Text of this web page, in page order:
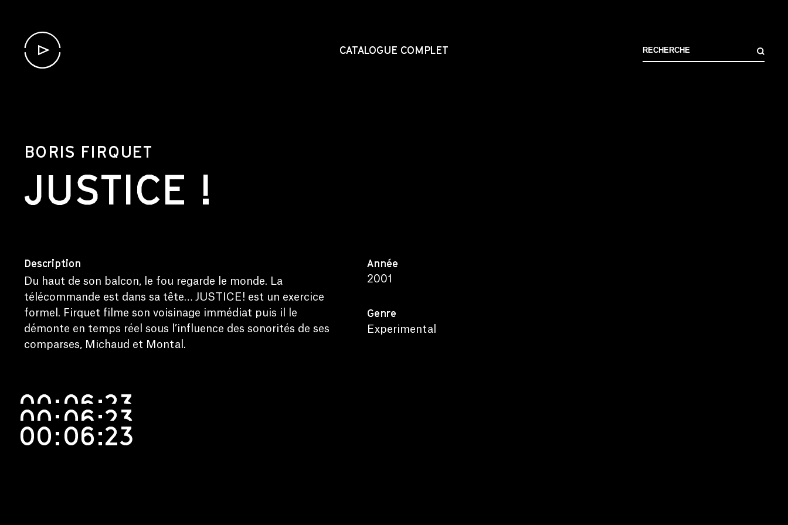
CATALOGUE COMPLET
CATALOGUE COMPLET
CATALOGUE COMPLET
BORIS FIRQUET
JUSTICE !
Description
Du haut de son balcon, le fou regarde le monde. La
télécommande est dans sa tête… JUSTICE! est un exercice
formel. Firquet filme son voisinage immédiat puis il le
démonte en temps réel sous l’influence des sonorités de ses
comparses, Michaud et Montal.
Année
2001
Genre
Experimental
00:06:23
00:06:23
00:06:23